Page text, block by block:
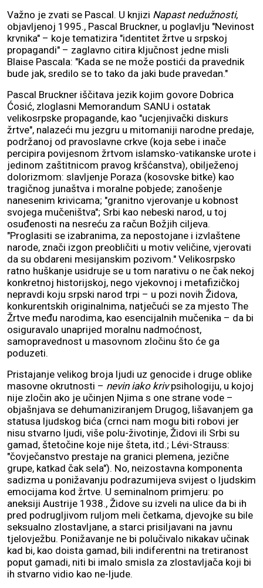
Važno je zvati se Pascal. U knjizi Napast nedužnosti,
objavljenoj 1995., Pascal Bruckner, u poglavlju "Nevinost
krvnika" – koje tematizira "identitet žrtve u srpskoj
propagandi" – zaglavno citira ključnost jedne misli
Blaise Pascala: "Kada se ne može postići da pravednik
bude jak, sredilo se to tako da jaki bude pravedan."
Pascal Bruckner iščitava jezik kojim govore Dobrica
Ćosić, zloglasni Memorandum SANU i ostatak
velikosrpske propagande, kao "ucjenjivački diskurs
žrtve", nalazeći mu jezgru u mitomaniji narodne predaje,
podržanoj od pravoslavne crkve (koja sebe i inače
percipira povijesnom žrtvom islamsko-vatikanske urote i
jedinom zaštitnicom pravog kršćanstva), obilježenoj
dolorizmom: slavljenje Poraza (kosovske bitke) kao
tragičnog junaštva i moralne pobjede; zanošenje
nanesenim krivicama; "granitno vjerovanje u kobnost
svojega mučeništva"; Srbi kao nebeski narod, u toj
osuđenosti na nesreću za račun Božjih ciljeva.
"Proglasiti se izabranima, za nepostojane i izvlaštene
narode, znači izgon preobličiti u motiv veličine, vjerovati
da su obdareni mesijanskim pozivom." Velikosrpsko
ratno huškanje usidruje se u tom narativu o ne čak nekoj
konkretnoj historijskoj, nego vjekovnoj i metafizičkoj
nepravdi koju srpski narod trpi – u pozi novih Židova,
konkurentskih originalnima, natječući se za mjesto The
Žrtve među narodima, kao esencijalnih mučenika – da bi
osiguravalo unaprijed moralnu nadmoćnost,
samopravednost u masovnom zločinu što će ga
poduzeti.
Pristajanje velikog broja ljudi uz genocide i druge oblike
masovne okrutnosti – nevin iako krivpsihologiju, u kojoj
nije zločin ako je učinjen Njima s one strane vode –
objašnjava se dehumaniziranjem Drugog, lišavanjem ga
statusa ljudskog bića (crnci nam mogu biti robovi jer
nisu stvarno ljudi, više polu-životinje, Židovi ili Srbi su
gamad, štetočine koje nije šteta, itd.; Lévi-Strauss:
"čovječanstvo prestaje na granici plemena, jezične
grupe, katkad čak sela"). No, neizostavna komponenta
sadizma u ponižavanju podrazumijeva svijest o ljudskim
emocijama kod žrtve. U seminalnom primjeru: po
aneksiji Austrije 1938., Židove su izveli na ulice da bi ih
pred podrugljivom ruljom meli četkama, djevojke su bile
seksualno zlostavljane, a starci prisiljavani na javnu
tjelovježbu. Ponižavanje ne bi polučivalo nikakav učinak
kad bi, kao doista gamad, bili indiferentni na tretiranost
poput gamadi, niti bi imalo smisla za zlostavljača koji bi
ih stvarno vidio kao ne-ljude.